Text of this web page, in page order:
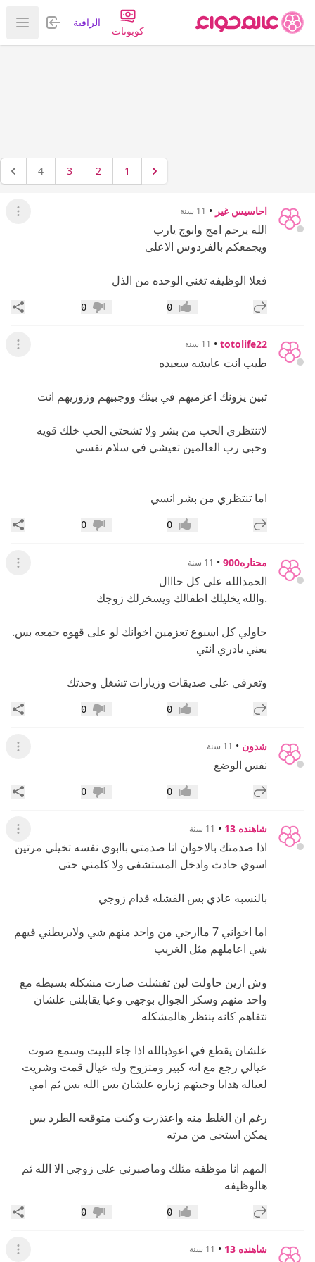
كوبونات
الراقية تسجيل
عرض
1
2
3
4
احاسيس غير • 11 سنة عرض
الله يرحم امج وابوج يارب
ويجمعكم بالفردوس الاعلى
فعلا الوظيفه تغني الوحده من الذل
إضافة رد جديد إعجاب0 عدم إعجاب
0
totolife22
• 11 سنة عرض
طيب انت عايشه سعيده
تبين يزونك اعزميهم في بيتك ووجبيهم وزوريهم انت
لاتنتظري الحب من بشر ولا تشحتي الحب خلك قويه
وحبي رب العالمين تعيشي في سلام نفسي
اما تنتظري من بشر انسي
إضافة رد جديد إعجاب0 عدم إعجاب
0
محتاره900 • 11 سنة عرض
الحمدالله على كل حااال
.والله يخليلك اطفالك ويسخرلك زوجك
حاولي كل اسبوع تعزمين اخوانك لو على قهوه جمعه بس.
يعني بادري انتي
وتعرفي على صديقات وزيارات تشغل وحدتك
إضافة رد جديد إعجاب0 عدم إعجاب
0
شدون • 11 سنة عرض
نفس الوضع
إضافة رد جديد إعجاب0 عدم إعجاب
0
شاهنده 13 • 11 سنة عرض
اذا صدمتك بالاخوان انا صدمتي باابوي نفسه تخيلي مرتين
اسوي حادث وادخل المستشفى ولا كلمني حتى
بالنسبه عادي بس الفشله قدام زوجي
اما اخواني 7 ماارجي من واحد منهم شي ولايربطني فيهم
شي اعاملهم مثل الغريب
وش ازين حاولت لين تفشلت صارت مشكله بسيطه مع
واحد منهم وسكر الجوال بوجهي وعيا يقابلني علشان
نتفاهم كانه ينتظر هالمشكله
علشان يقطع في اعوذبالله اذا جاء للبيت وسمع صوت
عيالي رجع مع انه كبير ومتزوج وله عيال قمت وشريت
لعياله هدايا وجيتهم زياره علشان بس الله بس ثم امي
رغم ان الغلط منه واعتذرت وكنت متوقعه الطرد بس
يمكن استحى من مرته
المهم انا موظفه مثلك وماصبرني على زوجي الا الله ثم
هالوظيفه
إضافة رد جديد إعجاب0 عدم إعجاب
0
شاهنده 13 • 11 سنة عرض